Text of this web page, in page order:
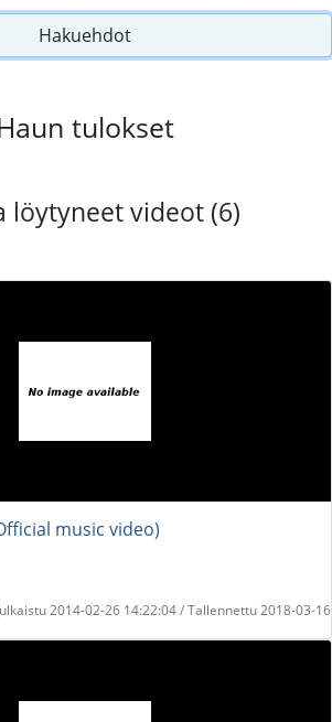
Hakuehdot
tulokset
löytyneet videot (6)
music video)
2014-02-26 14:22:04 / Tallennettu 2018-03-16